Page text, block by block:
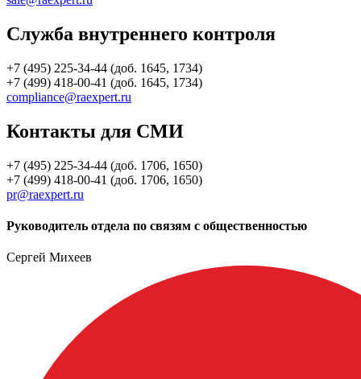
Служба внутреннего контроля
+7 (495) 225-34-44 (доб. 1645, 1734)
+7 (499) 418-00-41 (доб. 1645, 1734)
compliance@raexpert.ru
Контакты для СМИ
+7 (495) 225-34-44 (доб. 1706, 1650)
+7 (499) 418-00-41 (доб. 1706, 1650)
pr@raexpert.ru
Руководитель отдела по связям с общественностью
Сергей Михеев